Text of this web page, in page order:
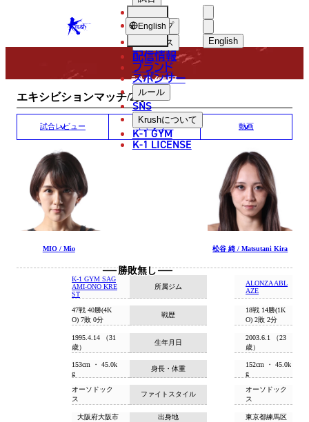
KRUSH English
한국어
中文（简体）
中文（繁體）
ไทย
العربية
ショップ
ニュース
配信情報
ブランド
スポンサー
ルール
SNS
Krushについて
K-1 GYM
K-1 LICENSE
English
MATCH RESULT
試合結果
エキシビションマッチ/2分2R
試合レビュー ギャラリー 動画
MIO / Mio
勝敗無し
松谷 綺 / Matsutani Kira
所属ジム
K-1 GYM SAG
AMI-ONO KRE
ST
ALONZA ABL
AZE
戦歴
47戦 40勝(4K
O) 7敗 0分
18戦 14勝(1K
O) 2敗 2分
生年月日
1995.4.14 （31
歳）
2003.6.1 （23
歳）
身長・体重
153cm ・ 45.0k
g
152cm ・ 45.0k
g
ファイトスタイル
オーソドック
ス
オーソドック
ス
出身地
大阪府大阪市 東京都練馬区